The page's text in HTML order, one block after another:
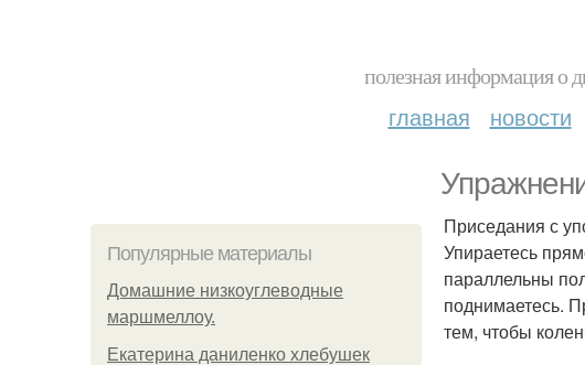
полезная информация о
главная новости
Популярные материалы
Домашние низкоуглеводные
маршмеллоу.
Екатерина даниленко хлебушек
Приседания с
Упираетесь
параллельны
поднимаетесь.
тем, чтобы